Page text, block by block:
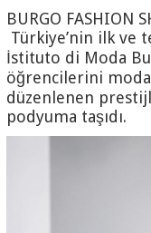
BURGO FASHION
Türkiye’nin ilk ve
İstituto di Moda
öğrencilerini moda
düzenlenen
podyuma taşıdı.